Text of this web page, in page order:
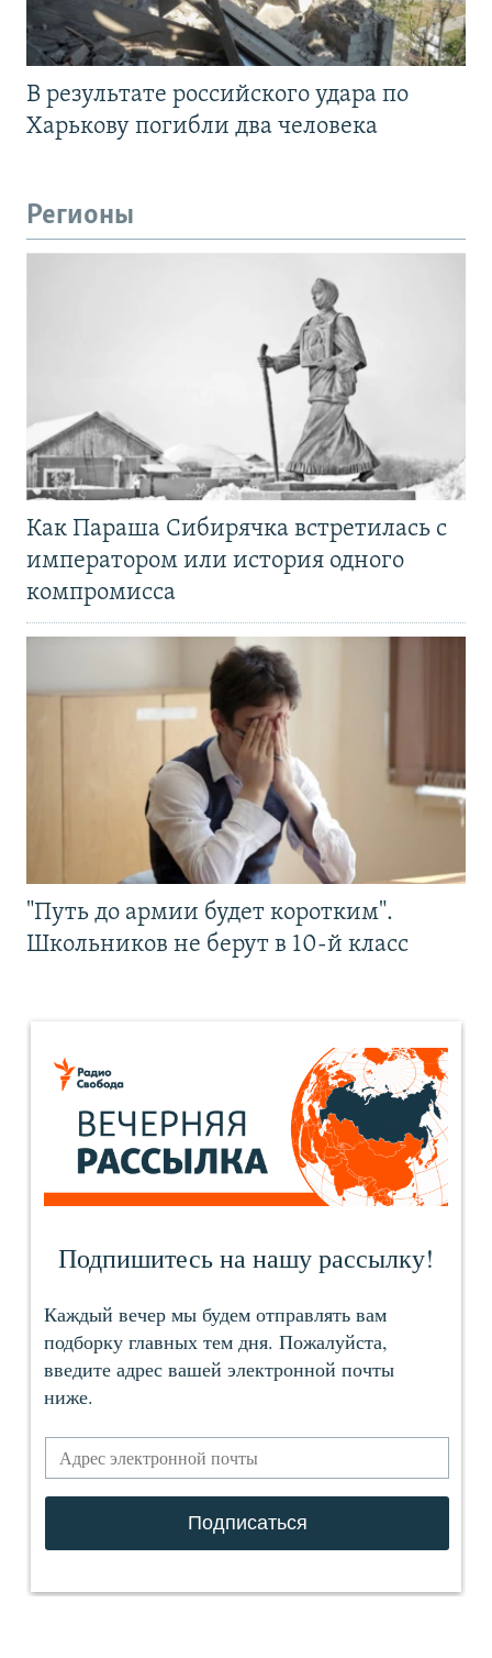
В результате российского удара по
Харькову погибли два человека
Регионы
Как Параша Сибирячка встретилась с
императором или история одного
компромисса
"Путь до армии будет коротким".
Школьников не берут в 10-й класс